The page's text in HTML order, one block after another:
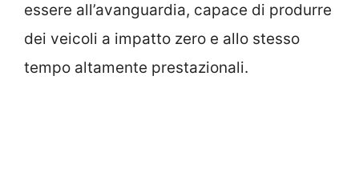
essere all’avanguardia, capace di produrre
dei veicoli a impatto zero e allo stesso
tempo altamente prestazionali.